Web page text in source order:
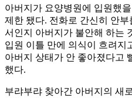
아버지가 요양병원에 입원했
제한 됐다. 전화로 간신히 안
서인지 아버지가 불안해 하는
입원 이틀 만에 의식이 흐려지
아버지 상태가 안 좋아졌다고
했다.
부랴부랴 찾아간 아버지의 새